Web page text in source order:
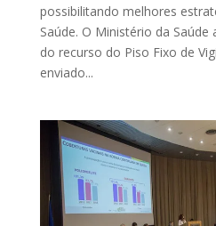
possibilitando melhores
Saúde. O Ministério da
do recurso do Piso Fixo de
enviado...